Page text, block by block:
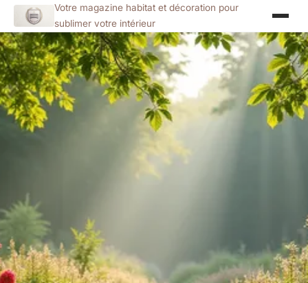
Votre magazine habitat et décoration pour
sublimer votre intérieur